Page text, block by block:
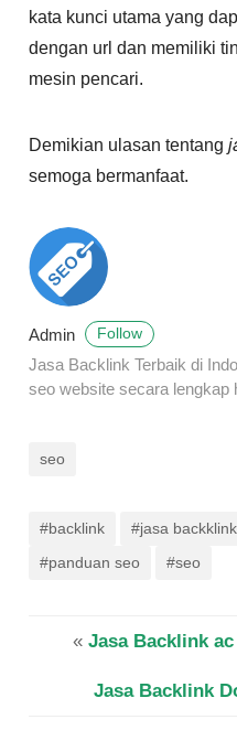
kata kunci utama yang
dengan url dan memiliki
mesin pencari.
Demikian ulasan tentang
semoga bermanfaat.
Admin Follow
Jasa Backlink Terbaik di
seo website secara lengkap
seo
#backlink #jasa
#panduan seo
#seo
« Jasa Backlink
Jasa Backlink